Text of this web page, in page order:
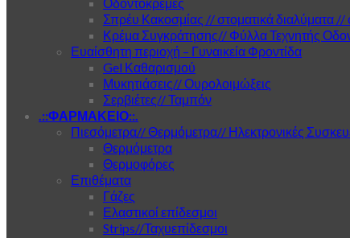
Σπρέυ Κακοσμίας // στοματικά διαλύματα //
Κρέμα Συγκράτησης// Φύλλα Τεχνητής
Ευαίσθητη περιοχή – Γυναικεία Φροντίδα
Gel Καθαρισμού
Μυκητιάσεις// Ουρολοιμώξεις
Σερβιέτες// Ταμπόν
.::ΦΑΡΜΑΚΕΙΟ::.
Πιεσόμετρα// Θερμόμετρα// Ηλεκτρονικές
Θερμόμετρα
Θερμοφόρες
Επιθέματα
Γάζες
Ελαστικοί επίδεσμοι
Strips//Ταχυεπίδεσμοι